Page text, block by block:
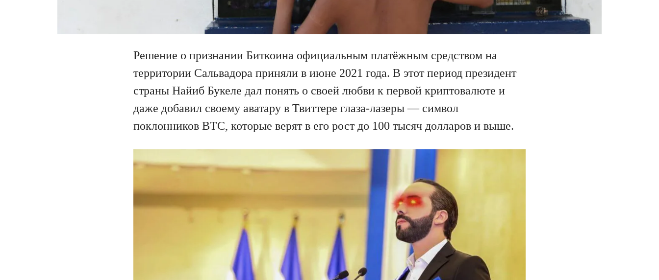
Решение о признании Биткоина официальным платёжным средством на
территории Сальвадора приняли в июне 2021 года. В этот период президент
страны Найиб Букеле дал понять о своей любви к первой криптовалюте и
даже добавил своему аватару в Твиттере глаза-лазеры — символ
поклонников BTC, которые верят в его рост до 100 тысяч долларов и выше.